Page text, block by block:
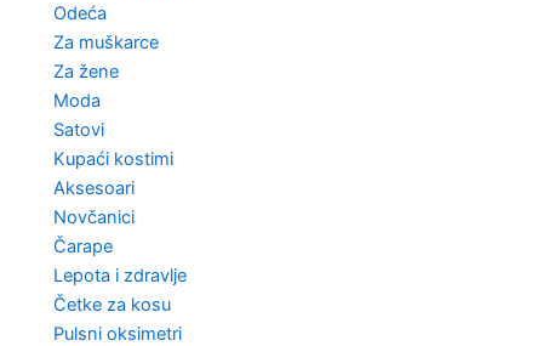
Odeća
Za muškarce
Za žene
Moda
Satovi
Kupaći kostimi
Aksesoari
Novčanici
Čarape
Lepota i zdravlje
Četke za kosu
Pulsni oksimetri